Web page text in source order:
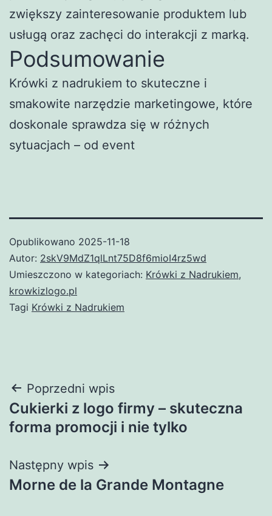
zwiększy zainteresowanie produktem lub
usługą oraz zachęci do interakcji z marką.
Podsumowanie
Krówki z nadrukiem to skuteczne i
smakowite narzędzie marketingowe, które
doskonale sprawdza się w różnych
sytuacjach – od event
Opublikowano 2025-11-18
Autor: 2skV9MdZ1qlLnt75D8f6mioI4rz5wd
Umieszczono w kategoriach: Krówki z Nadrukiem,
krowkizlogo.pl
Tagi Krówki z Nadrukiem
Nawigacja
wpisu
Poprzedni wpis
Cukierki z logo firmy – skuteczna
forma promocji i nie tylko
Następny wpis
Morne de la Grande Montagne